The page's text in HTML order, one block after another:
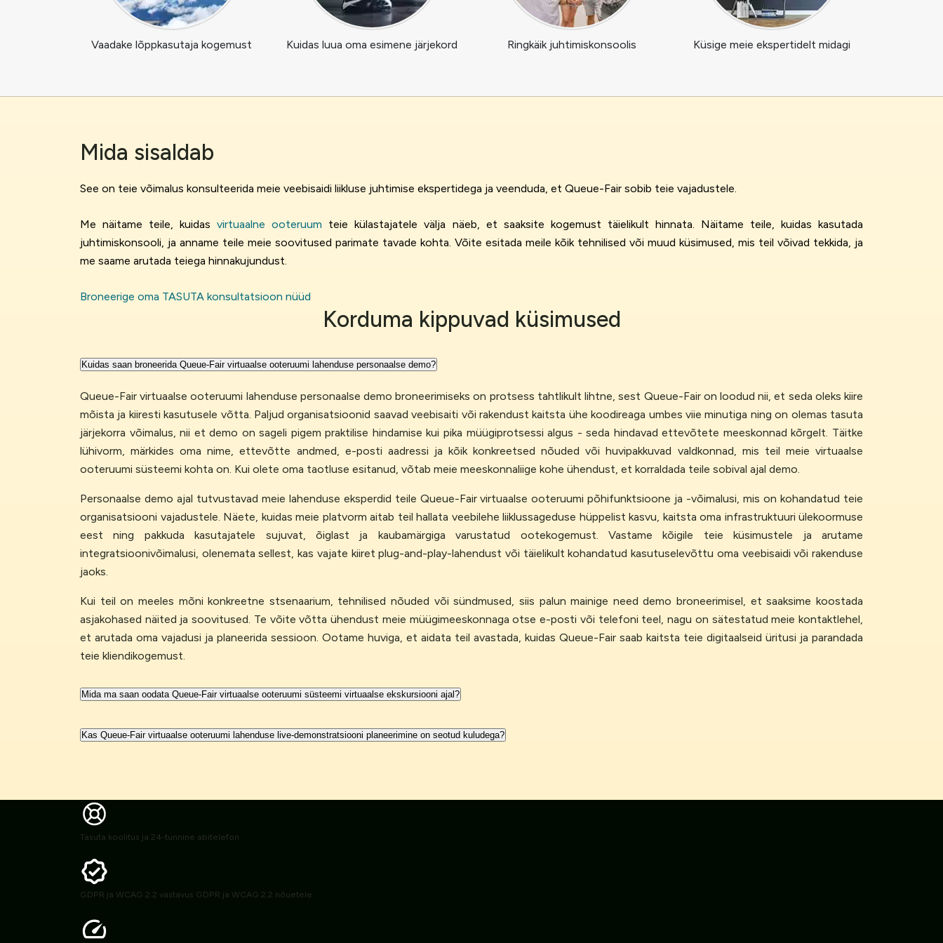
Vaadake lõppkasutaja kogemust Kuidas luua oma esimene järjekord Ringkäik juhtimiskonsoolis Küsige meie ekspertidelt midagi
Mida sisaldab
See on teie võimalus konsulteerida meie veebisaidi liikluse juhtimise ekspertidega ja veenduda, et Queue-Fair sobib teie vajadustele.
Me näitame teile, kuidasvirtuaalne ooteruum teie külastajatele välja näeb, et saaksite kogemust täielikult hinnata. Näitame teile, kuidas kasutada
juhtimiskonsooli, ja anname teile meie soovitused parimate tavade kohta. Võite esitada meile kõik tehnilised või muud küsimused, mis teil võivad tekkida, ja
me saame arutada teiega hinnakujundust.
Broneerige oma TASUTA konsultatsioon nüüd
Korduma kippuvad küsimused
Kuidas saan broneerida Queue-Fair virtuaalse ooteruumi lahenduse personaalse demo?
Queue-Fair virtuaalse ooteruumi lahenduse personaalse demo broneerimiseks on protsess tahtlikult lihtne, sest Queue-Fair on loodud nii, et seda oleks kiire
mõista ja kiiresti kasutusele võtta. Paljud organisatsioonid saavad veebisaiti või rakendust kaitsta ühe koodireaga umbes viie minutiga ning on olemas tasuta
järjekorra võimalus, nii et demo on sageli pigem praktilise hindamise kui pika müügiprotsessi algus - seda hindavad ettevõtete meeskonnad kõrgelt. Täitke
lühivorm, märkides oma nime, ettevõtte andmed, e-posti aadressi ja kõik konkreetsed nõuded või huvipakkuvad valdkonnad, mis teil meie virtuaalse
ooteruumi süsteemi kohta on. Kui olete oma taotluse esitanud, võtab meie meeskonnaliige kohe ühendust, et korraldada teile sobival ajal demo.
Personaalse demo ajal tutvustavad meie lahenduse eksperdid teile Queue-Fair virtuaalse ooteruumi põhifunktsioone ja -võimalusi, mis on kohandatud teie
organisatsiooni vajadustele. Näete, kuidas meie platvorm aitab teil hallata veebilehe liiklussageduse hüppelist kasvu, kaitsta oma infrastruktuuri ülekoormuse
eest ning pakkuda kasutajatele sujuvat, õiglast ja kaubamärgiga varustatud ootekogemust. Vastame kõigile teie küsimustele ja arutame
integratsioonivõimalusi, olenemata sellest, kas vajate kiiret plug-and-play-lahendust või täielikult kohandatud kasutuselevõttu oma veebisaidi või rakenduse
jaoks.
Kui teil on meeles mõni konkreetne stsenaarium, tehnilised nõuded või sündmused, siis palun mainige need demo broneerimisel, et saaksime koostada
asjakohased näited ja soovitused. Te võite võtta ühendust meie müügimeeskonnaga otse e-posti või telefoni teel, nagu on sätestatud meie kontaktlehel,
et arutada oma vajadusi ja planeerida sessioon. Ootame huviga, et aidata teil avastada, kuidas Queue-Fair saab kaitsta teie digitaalseid üritusi ja parandada
teie kliendikogemust.
Mida ma saan oodata Queue-Fair virtuaalse ooteruumi süsteemi virtuaalse ekskursiooni ajal?
Kas Queue-Fair virtuaalse ooteruumi lahenduse live-demonstratsiooni planeerimine on seotud kuludega?
Tasuta koolitus ja 24-tunnine abitelefon
GDPR ja WCAG 2.2 vastavus GDPR ja WCAG 2.2 nõuetele